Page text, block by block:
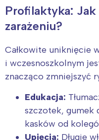
Profilaktyka:
zarażeniu?
Całkowite uniknięcie
i wczesnoszkolnym
znacząco zmniejszyć
Edukacja:
szczotek, gumek
kasków od
Upięcia: Długie